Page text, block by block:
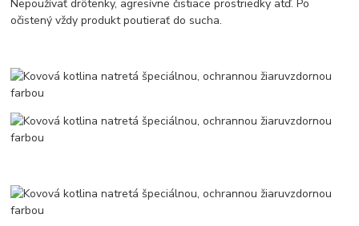
Nepoužívať drôtenky, agresívne čistiace prostriedky atď. Po
očistený vždy produkt poutierať do sucha.